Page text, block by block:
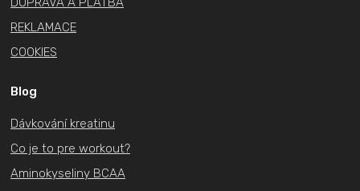
REKLAMACE
COOKIES
Blog
Dávkování kreatinu
Co je to pre workout?
Aminokyseliny BCAA